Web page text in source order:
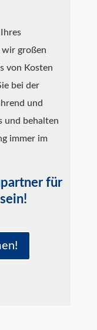
wir großen
von Kosten
bei der
und
und behalten
immer im
für